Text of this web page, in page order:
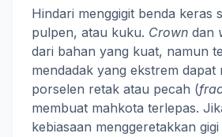
Hindari menggigit benda keras
pulpen, atau kuku. Crown dan
dari bahan yang kuat, namun
mendadak yang ekstrem dapat
porselen retak atau pecah (
membuat mahkota terlepas.
kebiasaan menggeretakkan gigi